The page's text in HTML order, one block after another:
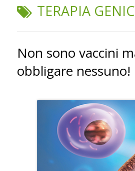
TAG:
TERAPIA
Non sono vaccini
obbligare nessuno!